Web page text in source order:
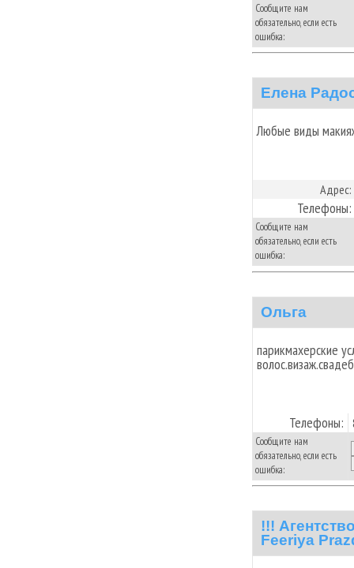
Сообщите нам
обязательно, если есть
ошибка:
Елена
Любые виды
Адрес:
Телефоны:
Сообщите нам
обязательно, если есть
ошибка:
Ольга
парикмахерские
Телефоны:
Сообщите нам
обязательно, если есть
ошибка:
!!!
Feeriya